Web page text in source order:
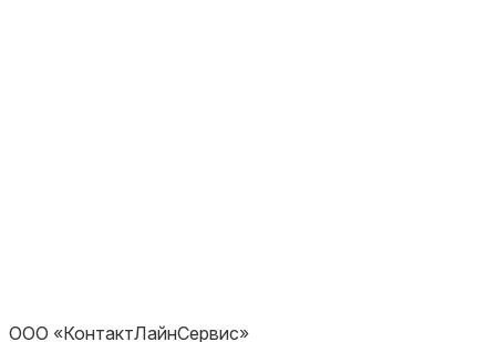
ООО «КонтактЛайнСервис»